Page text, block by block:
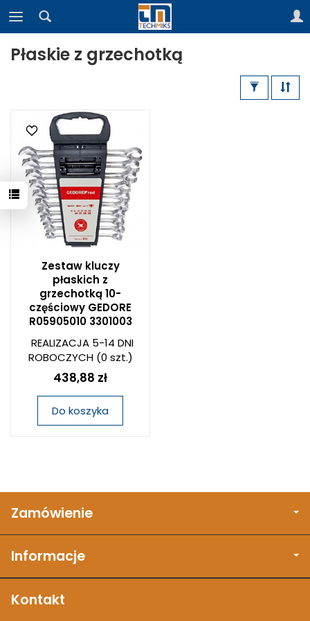
Płaskie z grzechotką
Zestaw kluczy
płaskich z
grzechotką 10-
częściowy GEDORE
R05905010 3301003
REALIZACJA 5-14 DNI
ROBOCZYCH(0 szt.)
438,88 zł
Do koszyka
Zamówienie
Informacje
Kontakt